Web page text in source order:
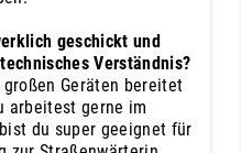
geschickt und
Verständnis?
Geräten bereitet
arbeitest gerne im
du super geeignet für